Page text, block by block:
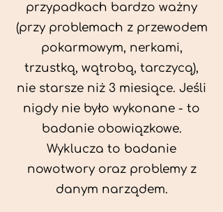
przypadkach bardzo ważny
(przy problemach z przewodem
pokarmowym, nerkami,
trzustką, wątrobą, tarczycą),
nie starsze niż 3 miesiące. Jeśli
nigdy nie było wykonane - to
badanie obowiązkowe.
Wyklucza to badanie
nowotwory oraz problemy z
danym narządem.